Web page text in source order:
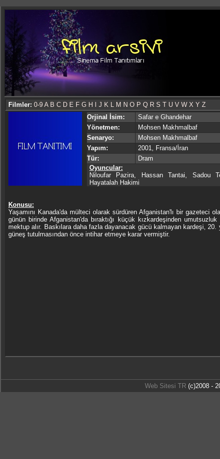
Filmler: 0-9 A B C D E F G H J K L M N O P Q R S T U V W X Y Z
Orjinal İsim:
Safar e Ghandehar
Yönetmen:
Mohsen Makhmalbaf
Senaryo:
Mohsen Makhmalbaf
Yapım:
2001, Fransa/İran
Tür:
Dram
Oyuncular:
Niloufar Pazira, Hassan Tantai, Sadou
Hayatalah Hakimi
Konusu:
Yaşamını Kanada'da mülteci olarak sürdüren Afganistan'lı bir gazeteci
günün birinde Afganistan'da bıraktığı küçük kızkardeşinden
mektup alır. Baskılara daha fazla dayanacak gücü kalmayan kardeşi, 20.
güneş tutulmasından önce intihar etmeye karar vermiştir.
Web Sitesi TR(c)2008 -